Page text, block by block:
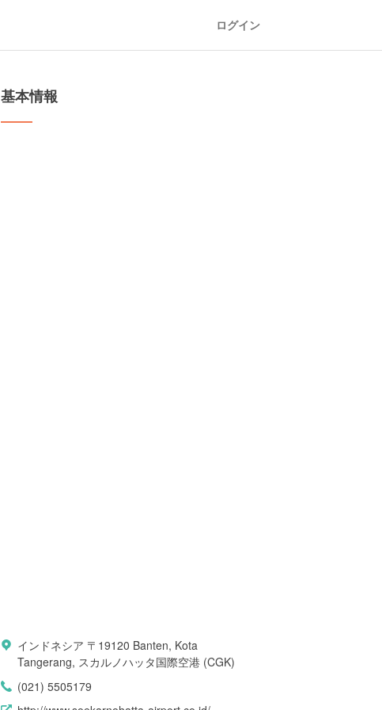
ログイン
基本情報
インドネシア 〒19120 Banten, Kota
Tangerang, スカルノハッタ国際空港 (CGK)
(021) 5505179